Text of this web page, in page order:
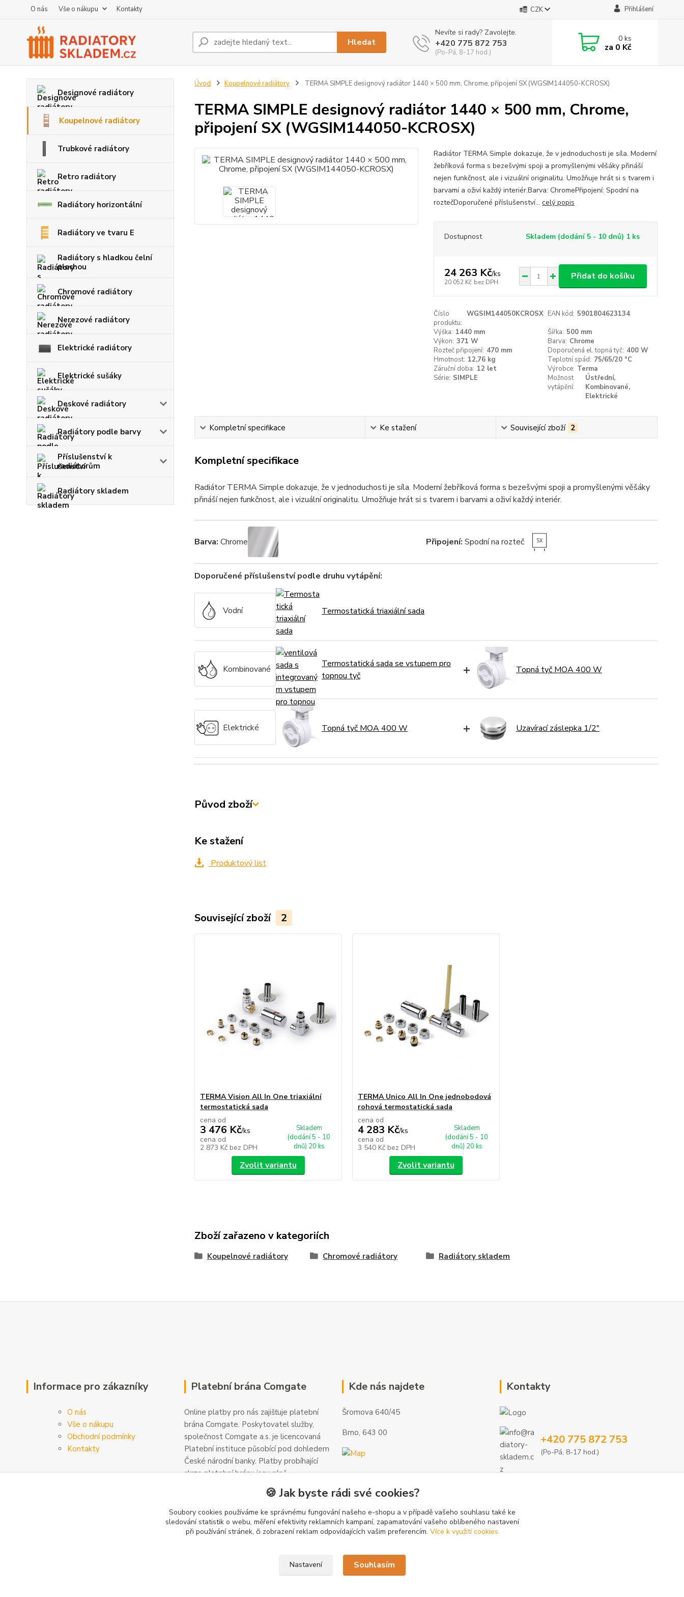
O nás Vše o nákupu Kontakty CZK Přihlášení
Hledat
Nevíte si rady? Zavolejte.
+420 775 872 753
(Po-Pá, 8-17 hod.)
0ks
za 0 Kč
Designové radiátory
Koupelnové radiátory
Trubkové radiátory
Retro radiátory
Radiátory horizontální
Radiátory ve tvaru E
Radiátory s hladkou čelní
plochou
Chromové radiátory
Nerezové radiátory
Elektrické radiátory
Elektrické sušáky
Deskové radiátory
Radiátory podle barvy
Příslušenství k
radiátorům
Radiátory skladem
Úvod Koupelnové radiátory TERMA SIMPLE designový radiátor 1440 × 500 mm, Chrome, připojení SX (WGSIM144050-KCROSX)
TERMA SIMPLE designový radiátor 1440 × 500 mm, Chrome,
připojení SX (WGSIM144050-KCROSX)
Radiátor TERMA Simple dokazuje, že v jednoduchosti je síla. Moderní
žebříková forma s bezešvými spoji a promyšlenými věšáky přináší
nejen funkčnost, ale i vizuální originalitu. Umožňuje hrát si s tvarem i
barvami a oživí každý interiér.Barva: ChromePřipojení: Spodní na
roztečDoporučené příslušenství... celý popis
Dostupnost Skladem (dodání 5 - 10 dnů) 1 ks
24 263 Kč/ks
20 052 Kč bez DPH
Přidat do košíku
Číslo
produktu:
WGSIM144050KCROSX EAN kód: 5901804623134
Výška: 1440 mm Šířka: 500 mm
Výkon: 371 W Barva: Chrome
Rozteč připojení: 470 mm Doporučená el. topná tyč: 400 W
Hmotnost: 12,76 kg Teplotní spád: 75/65/20 °C
Záruční doba: 12 let Výrobce: Terma
Série: SIMPLE
Možnost
vytápění:
Ústřední,
Kombinované,
Elektrické
Kompletní specifikace Ke stažení Související zboží 2
Kompletní specifikace
Radiátor TERMA Simple dokazuje, že v jednoduchosti je síla. Moderní žebříková forma s bezešvými spoji a promyšlenými věšáky
přináší nejen funkčnost, ale i vizuální originalitu. Umožňuje hrát si s tvarem i barvami a oživí každý interiér.
Barva: Chrome Připojení: Spodní na rozteč
Doporučené příslušenství podle druhu vytápění:
Vodní Termostatická triaxiální sada
Kombinované
Termostatická sada se vstupem pro
topnou tyč
+ Topná tyč MOA 400 W
Elektrické Topná tyč MOA 400 W + Uzavírací záslepka 1/2"
Původ zboží
Ke stažení
Produktový list
Související zboží 2
TERMA Vision All In One triaxiální
termostatická sada
cena od
3 476 Kč/ks
cena od
2 873 Kč bez DPH
Skladem
(dodání 5 - 10
dnů) 20 ks
Zvolit variantu
TERMA Unico All In One jednobodová
rohová termostatická sada
cena od
4 283 Kč/ks
cena od
3 540 Kč bez DPH
Skladem
(dodání 5 - 10
dnů) 20 ks
Zvolit variantu
Zboží zařazeno v kategoriích
Koupelnové radiátory Chromové radiátory Radiátory skladem
Informace pro zákazníky
O nás
Vše o nákupu
Obchodní podmínky
Kontakty
Platební brána Comgate
Online platby pro nás zajišťuje platební
brána Comgate. Poskytovatel služby,
společnost Comgate a.s. je licencovaná
Platební instituce působící pod dohledem
České národní banky. Platby probíhající
skrze platební bránu jsou plně
zabezpečeny a veškeré informace jsou
šifrovány. Další informace a kontakty
nawww.comgate.cz.
Kde nás najdete
Šromova 640/45
Brno, 643 00
Kontakty
+420 775 872 753
(Po-Pá, 8-17 hod.)
🍪 Jak byste rádi své cookies?
Soubory cookies používáme ke správnému fungování našeho e-shopu a v případě vašeho souhlasu také ke
sledování statistik o webu, měření efektivity reklamních kampaní, zapamatování vašeho oblíbeného nastavení
při používání stránek, či zobrazení reklam odpovídajících vašim preferencím. Více k využití cookies
Nastavení Souhlasím